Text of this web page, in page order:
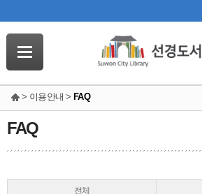
> 이용안내 > FAQ
FAQ
전체